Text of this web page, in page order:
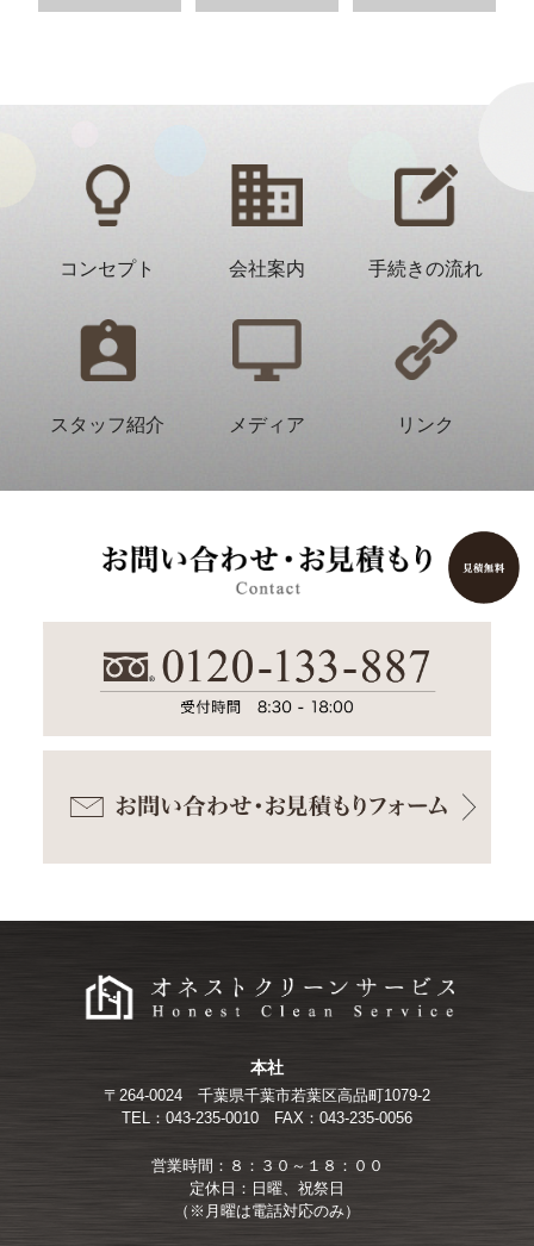
コンセプト 会社案内 手続きの流れ
スタッフ紹介 メディア リンク
本社
〒264-0024
千葉県千葉市若葉区高品町1079-2
TEL：043-235-0010
FAX：043-235-0056
営業時間：８：３０～１８：００
定休日：日曜、祝祭日
（※月曜は電話対応のみ）